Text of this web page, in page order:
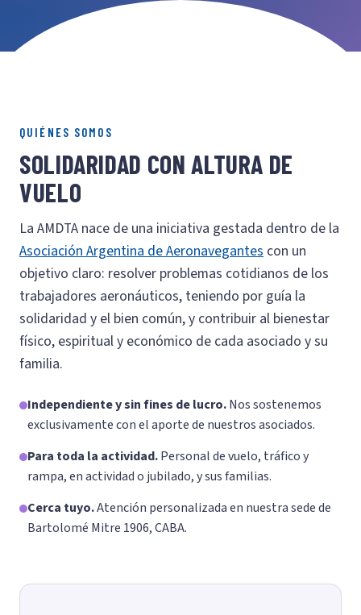
QUIÉNES SOMOS
SOLIDARIDAD CON ALTURA DE
VUELO
La AMDTA nace de una iniciativa gestada dentro de la
Asociación Argentina de Aeronavegantes con un
objetivo claro: resolver problemas cotidianos de los
trabajadores aeronáuticos, teniendo por guía la
solidaridad y el bien común, y contribuir al bienestar
físico, espiritual y económico de cada asociado y su
familia.
Independiente y sin fines de lucro.Nos sostenemos
exclusivamente con el aporte de nuestros asociados.
Para toda la actividad.Personal de vuelo, tráfico y
rampa, en actividad o jubilado, y sus familias.
Cerca tuyo.Atención personalizada en nuestra sede de
Bartolomé Mitre 1906, CABA.